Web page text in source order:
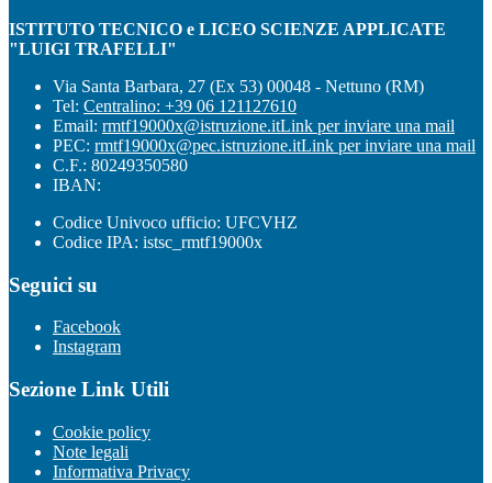
ISTITUTO TECNICO e LICEO SCIENZE APPLICATE
"LUIGI TRAFELLI"
Via Santa Barbara, 27 (Ex 53) 00048 - Nettuno (RM)
Tel: Centralino: +39 06 121127610
Email: rmtf19000x@istruzione.itLink per inviare una mail
PEC: rmtf19000x@pec.istruzione.itLink per inviare una mail
C.F.: 80249350580
IBAN:
Codice Univoco ufficio: UFCVHZ
Codice IPA: istsc_rmtf19000x
Seguici su
Facebook
Instagram
Sezione Link Utili
Cookie policy
Note legali
Informativa Privacy